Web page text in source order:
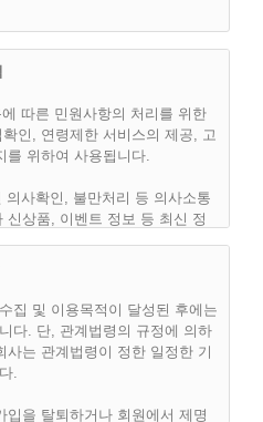
규정의 개정은 사전에 공지합니
합리적인 사유가 발생될 경우에
약관을 변경할 경우에는 지체
동의하지 않으면, 언제나 "서비
을 해지할 수 있습니다. 약관의
비스" 이용은 약관의 변경사항
됩니다.
따른 민원사항의 처리를 위한
인, 연령제한 서비스의 제공, 고
위하여 사용됩니다.
사확인, 불만처리 등 의사소통
신상품, 이벤트 정보 등 최신 정
에 사용됩니다.
스를 제공하기 위한 자료로 사용
집 및 이용목적이 달성된 후에는
다. 단, 관계법령의 규정에 의하
는 관계법령이 정한 일정한 기
.
을 탈퇴하거나 회원에서 제명